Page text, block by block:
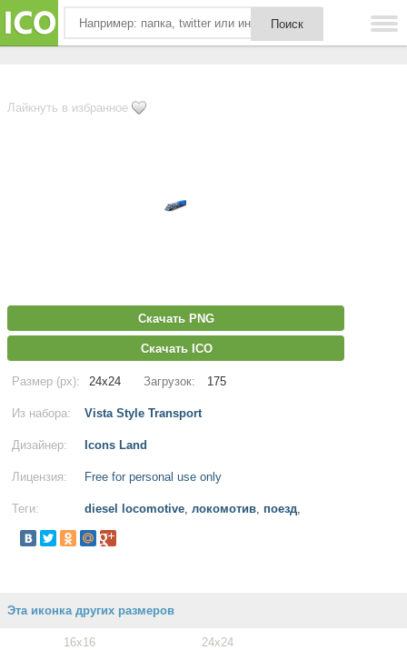
Лайкнуть в избранное
Скачать PNG
Скачать ICO
Размер (px): 24x24 Загрузок: 175
Из набора: Vista Style Transport
Дизайнер: Icons Land
Лицензия: Free for personal use only
Теги: diesel locomotive, локомотив, поезд,
Эта иконка других размеров
16x16 24x24